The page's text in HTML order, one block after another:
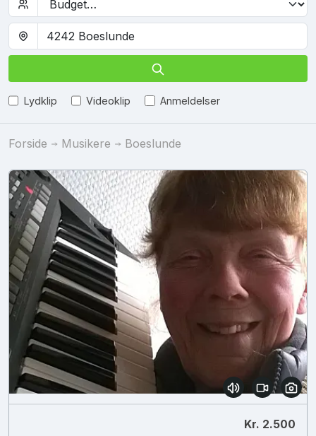
Lydklip Videoklip Anmeldelser
Forside Musikere Boeslunde
Kr. 2.500